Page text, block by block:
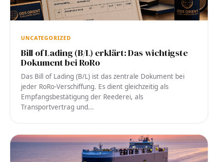
UNCATEGORIZED
Bill of Lading (B/L) erklärt: Das wichtigste
Dokument bei RoRo
Das Bill of Lading (B/L) ist das zentrale Dokument bei
jeder RoRo-Verschiffung. Es dient gleichzeitig als
Empfangsbestätigung der Reederei, als
Transportvertrag und...